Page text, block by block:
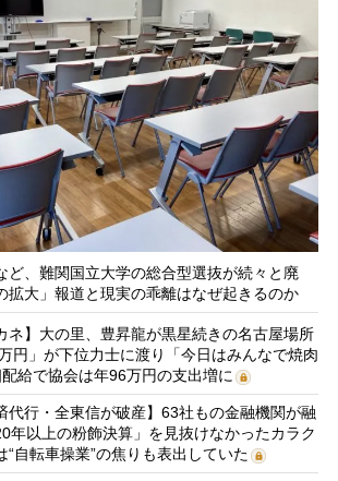
ど、難関国立大学の総合型選抜が続々と廃
大」報道と現実の乖離はなぜ起きるのか
ネ】大の里、豊昇龍が黒星続きの名古屋場所
円」が下位力士に渡り「今日はみんなで焼肉
給で協会は年96万円の支出増に
代行・全東信が破産】63社もの金融機関が融
年以上の粉飾決算」を見抜けなかったカラク
自転車操業”の焦りも表出していた